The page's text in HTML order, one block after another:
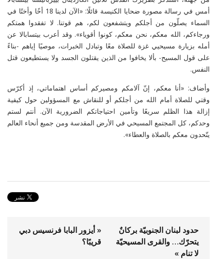
أمس في رسالة مصورة
ضحايا الكنيسة قائلًا: «الآن لدينا 18 أخًا وأختًا في
السماء يصلّون من أجلكم ويتشفعون لكم، هم قوتنا. لا تفقدوا همتكم
ورجاءكم، الله معكم، نحن معكم، كونوا أقوياء». وقد أعرب بيتسابالا عن
أمله بزيارة مسيحيي غزة للصلاة معًا وتبادل الخبرات، موصيًا إياهم -بناءً
على قول المسيح- بألا يخافوا من الذين يقتلون الجسد ولا يستطيعون قتل
النفس.
وأضاف: «أنا معكم، إنّ آلامكم ومصيركم أساس اهتماماتي، إذ أكرّس
وقتي للصلاة أمام الله من أجلكم أو للنقاش مع المسؤولين حول كيفية
إزالة هذا الظلم سريعًا وتأمين احتياجاتكم الضرورية الآن. أنتم لستم
وحدكم، كل المجتمع المسيحي في الأرض المقدسة ومن جميع أنحاء العالم
يتّحدون معكم بالصلاة والعطاء».
« أيزور البابا فرنسيس دبي
قريبًا؟
حدود لبنان الجنوبيّة بركانٌ
يتحرّك… والقرى المسيحيّة
لا تنام »